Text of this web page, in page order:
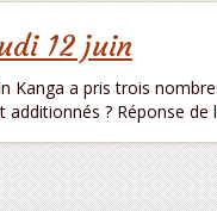
12 juin
Kanga a pris trois
additionnés ? Réponse de